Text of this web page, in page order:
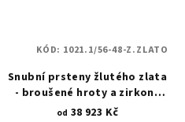
Snubní prsteny žlutého zlata
- broušené hroty a zirkony
1021.1
od 38 923 Kč
KÓD: 1021.1/56-48-Z.ZLATO